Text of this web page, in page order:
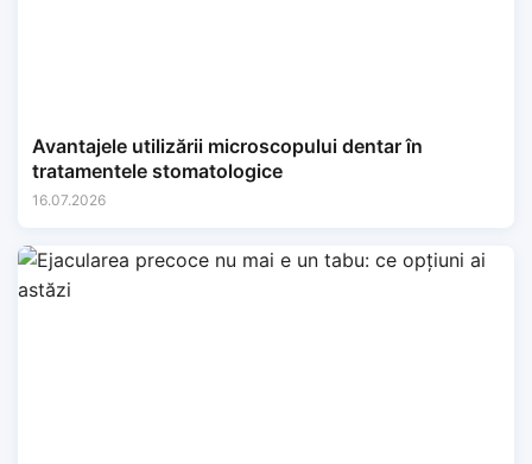
Avantajele utilizării microscopului dentar în
tratamentele stomatologice
16.07.2026